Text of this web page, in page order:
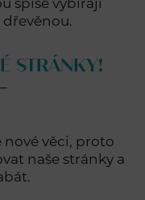
spíše vybírají
STRÁNKY!
nové věci, proto
naše stránky a